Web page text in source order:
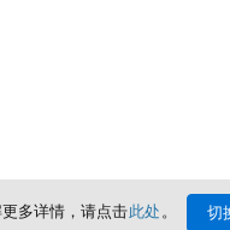
多详情，请点击此处。 切